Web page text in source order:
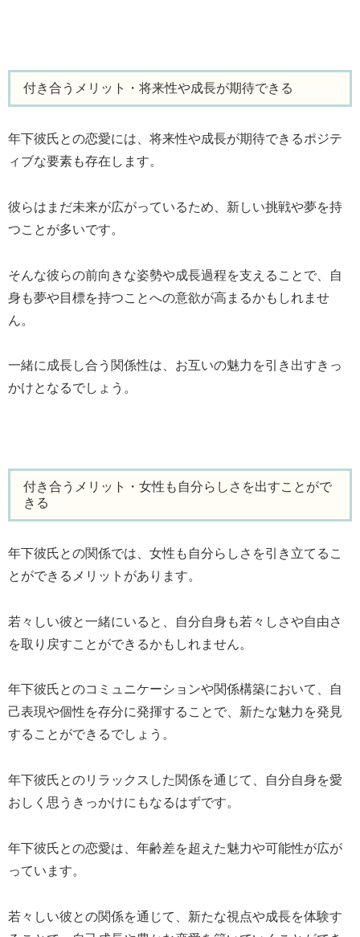
付き合うメリット・将来性や成長が期待できる
年下彼氏との恋愛には、将来性や成長が期待できるポジテ
ィブな要素も存在します。
彼らはまだ未来が広がっているため、新しい挑戦や夢を持
つことが多いです。
そんな彼らの前向きな姿勢や成長過程を支えることで、自
身も夢や目標を持つことへの意欲が高まるかもしれませ
ん。
一緒に成長し合う関係性は、お互いの魅力を引き出すきっ
かけとなるでしょう。
付き合うメリット・女性も自分らしさを出すことがで
きる
年下彼氏との関係では、女性も自分らしさを引き立てるこ
とができるメリットがあります。
若々しい彼と一緒にいると、自分自身も若々しさや自由さ
を取り戻すことができるかもしれません。
年下彼氏とのコミュニケーションや関係構築において、自
己表現や個性を存分に発揮することで、新たな魅力を発見
することができるでしょう。
年下彼氏とのリラックスした関係を通じて、自分自身を愛
おしく思うきっかけにもなるはずです。
年下彼氏との恋愛は、年齢差を超えた魅力や可能性が広が
っています。
若々しい彼との関係を通じて、新たな視点や成長を体験す